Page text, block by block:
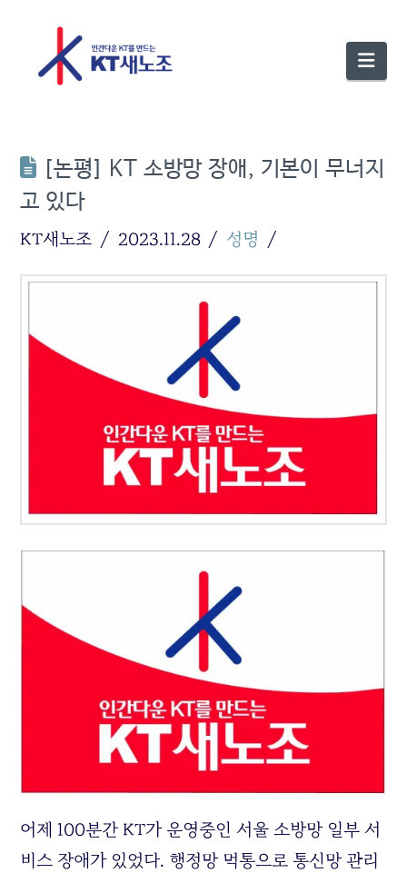
[논평] KT 소방망 장애, 기본이 무너지
고 있다
KT새노조 2023.11.28 성명
어제 100분간 KT가 운영중인 서울 소방망 일부 서
비스 장애가 있었다. 행정망 먹통으로 통신망 관리